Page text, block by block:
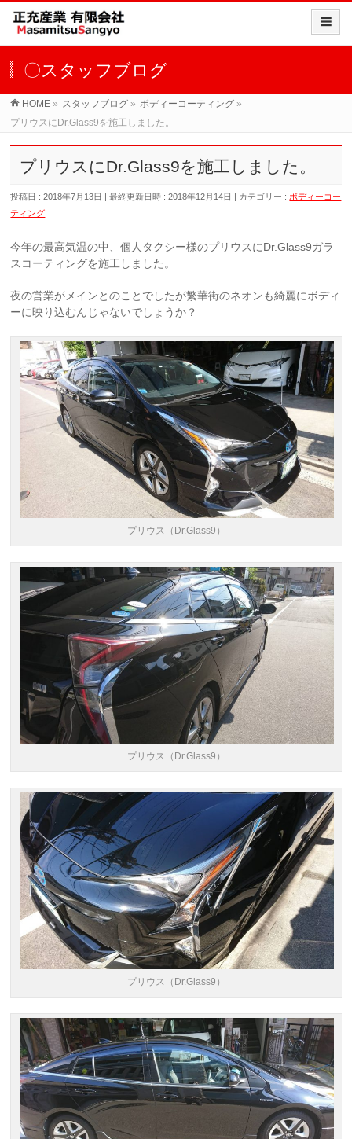
〇スタッフブログ
HOME » スタッフブログ » ボディーコーティング »
プリウスにDr.Glass9を施工しました。
プリウスにDr.Glass9を施工しました。
投稿日 : 2018年7月13日 最終更新日時 : 2018年12月14日 カテゴリー : ボディーコー
ティング
今年の最高気温の中、個人タクシー様のプリウスにDr.Glass9ガラ
スコーティングを施工しました。
夜の営業がメインとのことでしたが繁華街のネオンも綺麗にボディ
ーに映り込むんじゃないでしょうか？
プリウス（Dr.Glass9）
プリウス（Dr.Glass9）
プリウス（Dr.Glass9）